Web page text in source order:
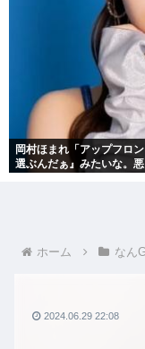
岡村ほまれ「アップフロ
選ぶんだぁ』みたいな。
ホーム なんG
2024.06.29 22:08